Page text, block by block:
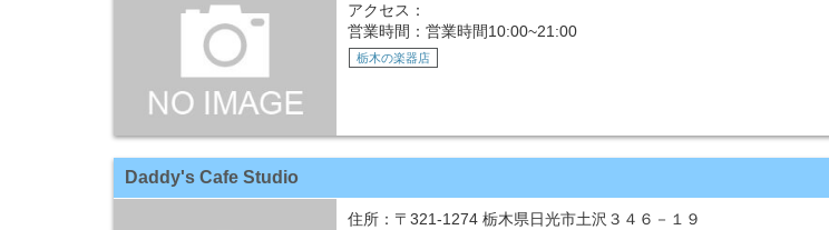
アクセス：
営業時間：営業時間10:00~21:00
栃木の楽器店
Daddy's Cafe Studio
住所：〒321-1274 栃木県日光市土沢３４６－１９